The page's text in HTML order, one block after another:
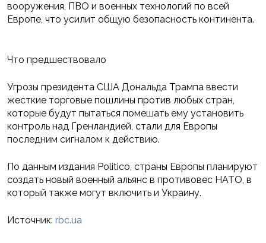
вооружения, ПВО и военных технологий по всей
Европе, что усилит общую безопасность континента.
Что предшествовало
Угрозы президента США Дональда Трампа ввести
жесткие торговые пошлины против любых стран,
которые будут пытаться помешать ему установить
контроль над Гренландией, стали для Европы
последним сигналом к действию.
По данным издания Politico, страны Европы планируют
создать новый военный альянс в противовес НАТО, в
который также могут включить и Украину.
Источник: rbc.ua